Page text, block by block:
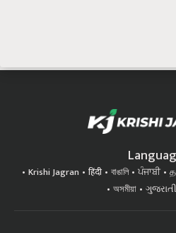
Krishi Jagran हिंदी বাঙালি ਪੰਜਾਬੀ
অসমীয়া
ગુજરાતી